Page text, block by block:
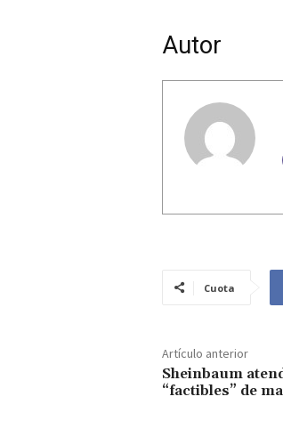
Autor
Cuota
Artículo anterior
Sheinbaum
“factibles” de